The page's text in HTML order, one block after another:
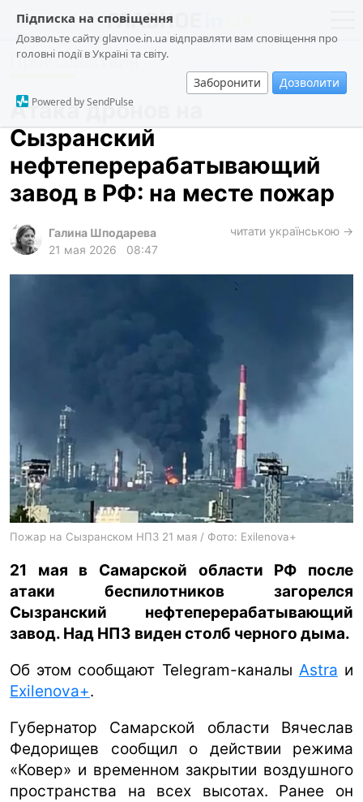
Підписка на сповіщення
Дозвольте сайту glavnoe.in.ua відправляти вам сповіщення про
головні події в Україні та світу.
Заборонити Дозволити
Powered by SendPulse
новости
о проекте
общество
криминал
техно
харьков
Происшествия
Атака дронов на
Сызранский
нефтеперерабатывающий
завод в РФ: на месте пожар
Галина Шподарева
21 мая 2026
08:47
читати українською →
Пожар на Сызранском НПЗ 21 мая / Фото: Exilenova+
21 мая в Самарской области РФ после
атаки беспилотников загорелся
Сызранский нефтеперерабатывающий
завод. Над НПЗ виден столб черного дыма.
Об этом сообщают Telegram-каналы Astra и
Exilenova+.
Губернатор Самарской области Вячеслав
Федорищев сообщил о действии режима
«Ковер» и временном закрытии воздушного
пространства на всех высотах. Ранее он